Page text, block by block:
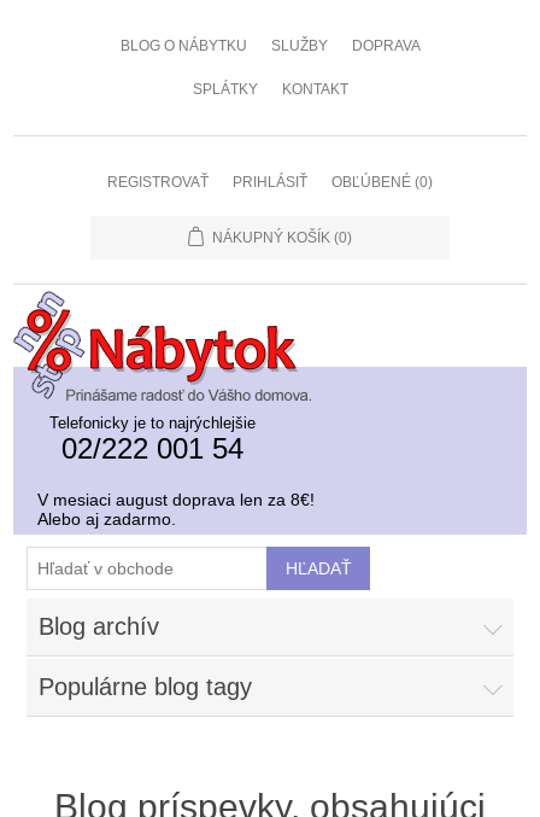
BLOG O NÁBYTKU SLUŽBY DOPRAVA
SPLÁTKY KONTAKT
REGISTROVAŤ PRIHLÁSIŤ OBĽÚBENÉ (0)
NÁKUPNÝ KOŠÍK (0)
Telefonicky je to najrýchlejšie
02/222 001 54
V mesiaci august doprava len za 8€!
Alebo aj zadarmo.
Blog archív
Populárne blog tagy
Blog príspevky, obsahujúci